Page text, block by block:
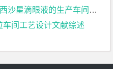
眼液的生产车间设计文献综述
间工艺设计文献综述